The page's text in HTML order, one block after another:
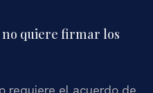
no quiere firmar los
requiere el acuerdo de